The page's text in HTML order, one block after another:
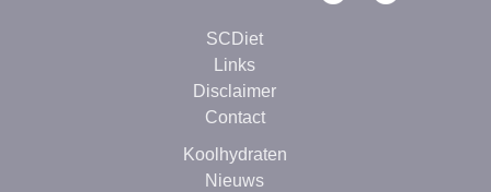
SCDiet
Links
Disclaimer
Contact
Koolhydraten
Nieuws